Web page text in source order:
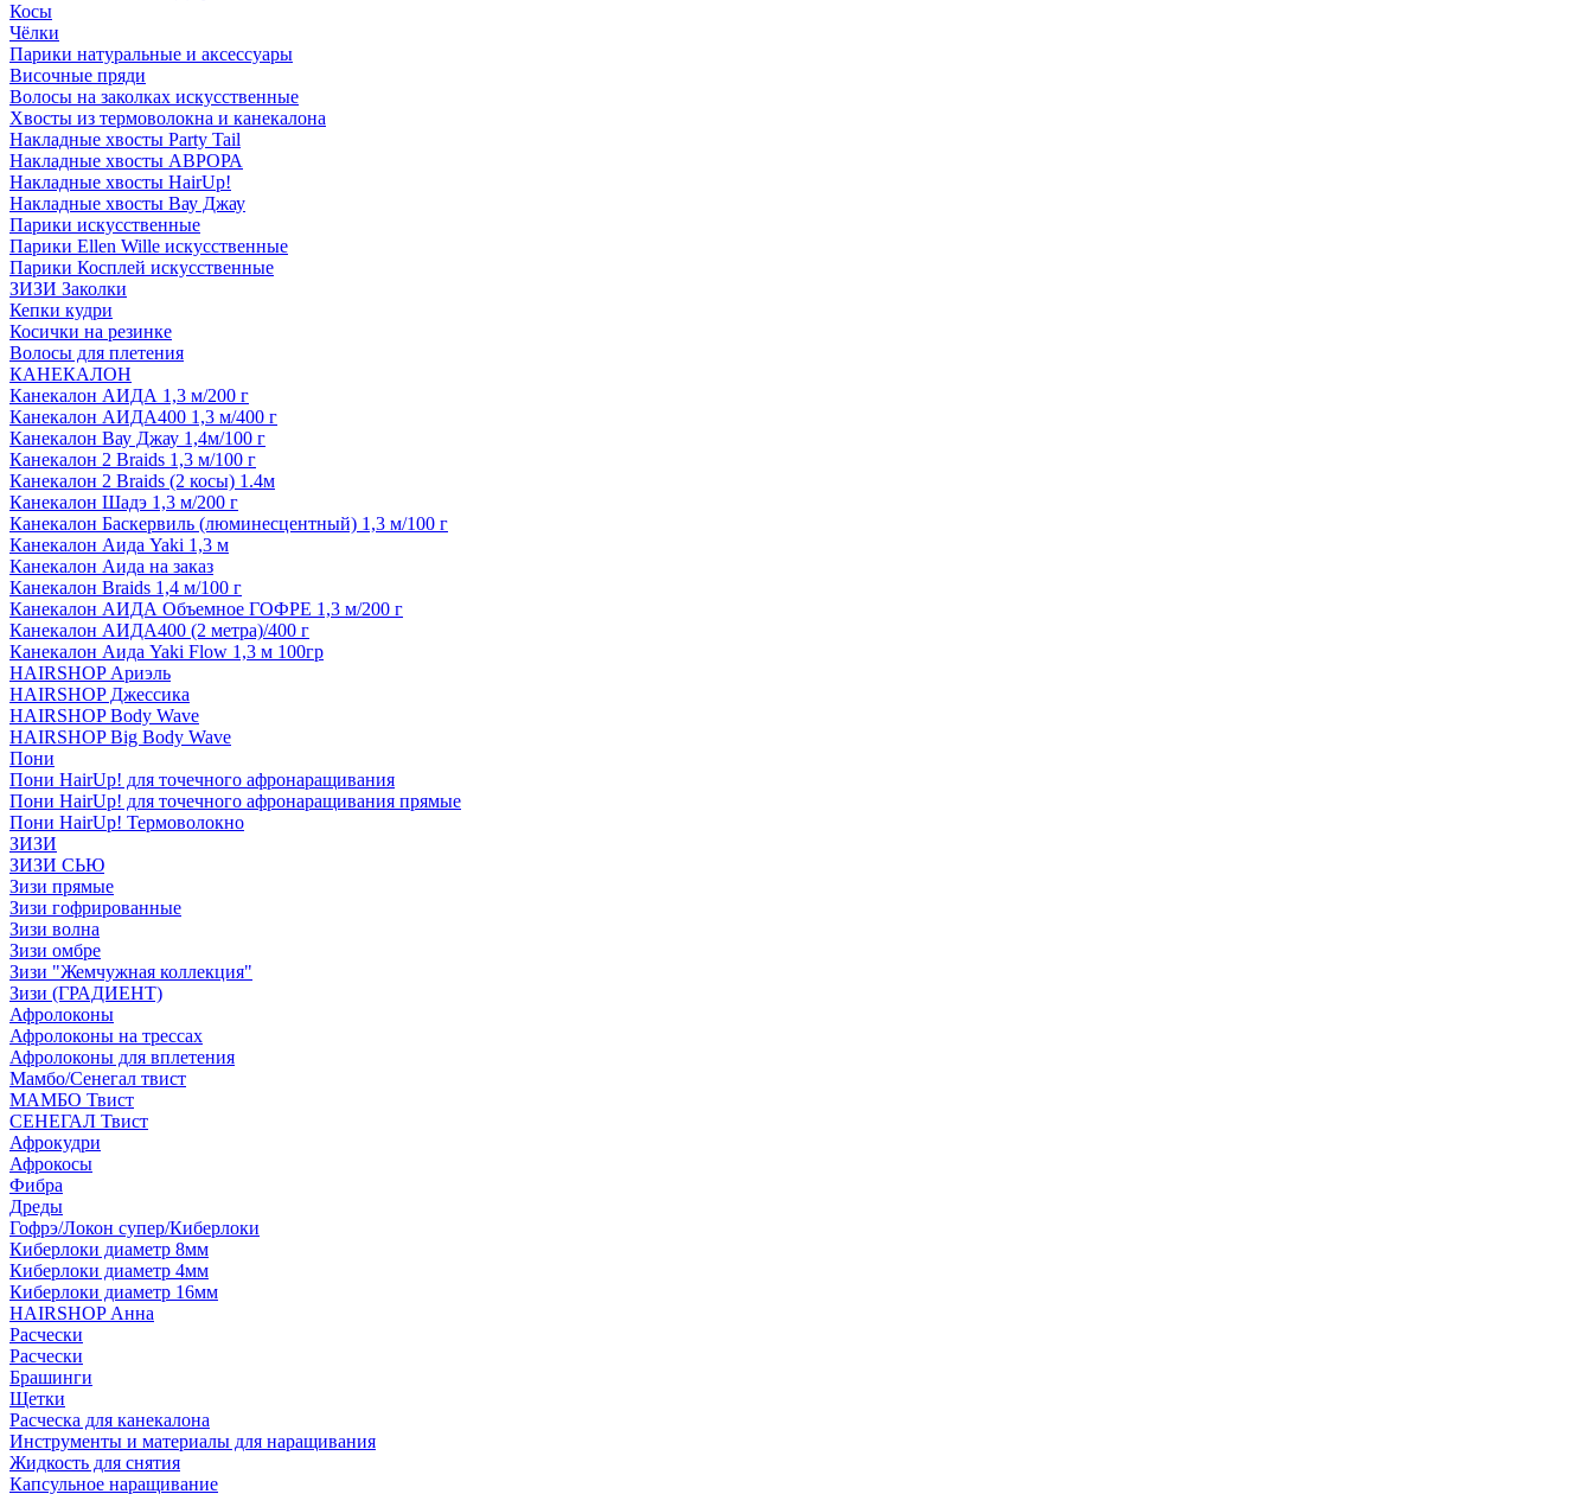
Косы
Чёлки
Парики натуральные и аксессуары
Височные пряди
Волосы на заколках искусственные
Хвосты из термоволокна и канекалона
Накладные хвосты Party Tail
Накладные хвосты АВРОРА
Накладные хвосты HairUp!
Накладные хвосты Вау Джау
Парики искусственные
Парики Ellen Wille искусственные
Парики Косплей искусственные
ЗИЗИ Заколки
Кепки кудри
Косички на резинке
Волосы для плетения
КАНЕКАЛОН
Канекалон АИДА 1,3 м/200 г
Канекалон АИДА400 1,3 м/400 г
Канекалон Вау Джау 1,4м/100 г
Канекалон 2 Braids 1,3 м/100 г
Канекалон 2 Braids (2 косы) 1.4м
Канекалон Шадэ 1,3 м/200 г
Канекалон Баскервиль (люминесцентный) 1,3 м/100 г
Канекалон Аида Yaki 1,3 м
Канекалон Аида на заказ
Канекалон Braids 1,4 м/100 г
Канекалон АИДА Объемное ГОФРЕ 1,3 м/200 г
Канекалон АИДА400 (2 метра)/400 г
Канекалон Аида Yaki Flow 1,3 м 100гр
HAIRSHOP Ариэль
HAIRSHOP Джессика
HAIRSHOP Body Wave
HAIRSHOP Big Body Wave
Пони
Пони HairUp! для точечного афронаращивания
Пони HairUp! для точечного афронаращивания прямые
Пони HairUp! Термоволокно
ЗИЗИ
ЗИЗИ СЬЮ
Зизи прямые
Зизи гофрированные
Зизи волна
Зизи омбре
Зизи "Жемчужная коллекция"
Зизи (ГРАДИЕНТ)
Афролоконы
Афролоконы на трессах
Афролоконы для вплетения
Мамбо/Сенегал твист
МАМБО Твист
СЕНЕГАЛ Твист
Афрокудри
Афрокосы
Фибра
Дреды
Гофрэ/Локон супер/Киберлоки
Киберлоки диаметр 8мм
Киберлоки диаметр 4мм
Киберлоки диаметр 16мм
HAIRSHOP Анна
Расчески
Расчески
Брашинги
Щетки
Расческа для канекалона
Инструменты и материалы для наращивания
Жидкость для снятия
Капсульное наращивание